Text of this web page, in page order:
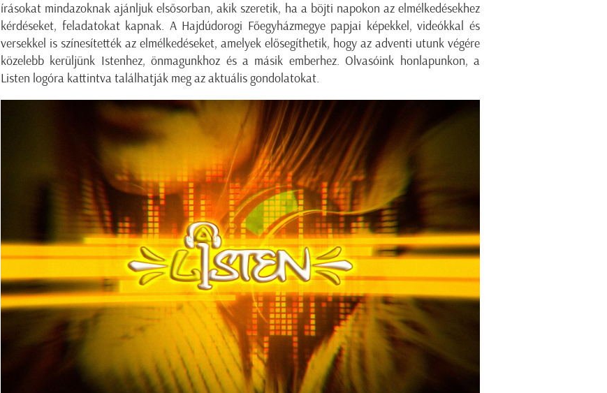
írásokat mindazoknak ajánljuk elsősorban, akik szeretik, ha a böjti napokon az elmélkedésekhez
kérdéseket, feladatokat kapnak. A Hajdúdorogi Főegyházmegye papjai képekkel, videókkal és
versekkel is színesítették az elmélkedéseket, amelyek elősegíthetik, hogy az adventi utunk végére
közelebb kerüljünk Istenhez, önmagunkhoz és a másik emberhez. Olvasóink honlapunkon, a
Listen logóra kattintva találhatják meg az aktuális gondolatokat.